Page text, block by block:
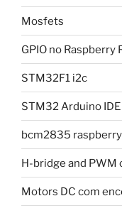
Mosfets
GPIO no Raspberry
STM32F1 i2c
STM32 Arduino IDE
bcm2835
H-bridge and PWM
Motors DC com